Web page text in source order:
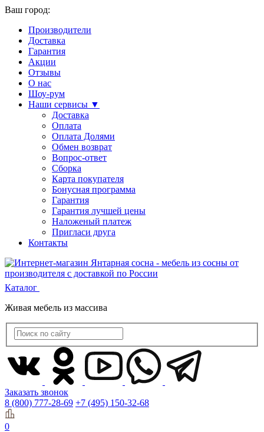
Ваш город:
Производители
Доставка
Гарантия
Акции
Отзывы
О нас
Шоу-рум
Наши сервисы ▼
Доставка
Оплата
Оплата Долями
Обмен возврат
Вопрос-ответ
Сборка
Карта покупателя
Бонусная программа
Гарантия
Гарантия лучшей цены
Наложеный платеж
Пригласи друга
Контакты
Каталог
Живая мебель из массива
Заказать звонок
8 (800) 777-28-69 +7 (495) 150-32-68
0